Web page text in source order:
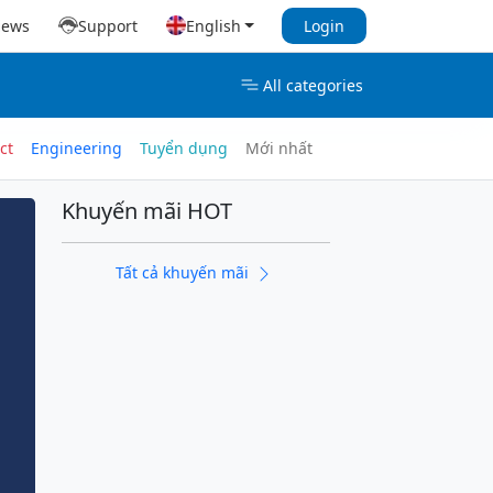
Support English Login
All categories
Engineering Tuyển dụng Mới nhất
Khuyến mãi HOT
Tất cả khuyến mãi